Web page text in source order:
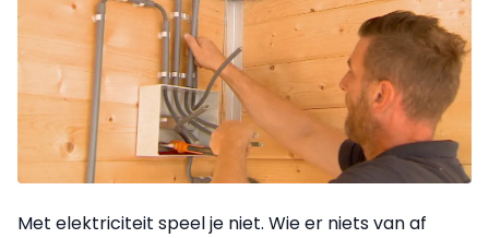
Met elektriciteit speel je niet. Wie er niets van af